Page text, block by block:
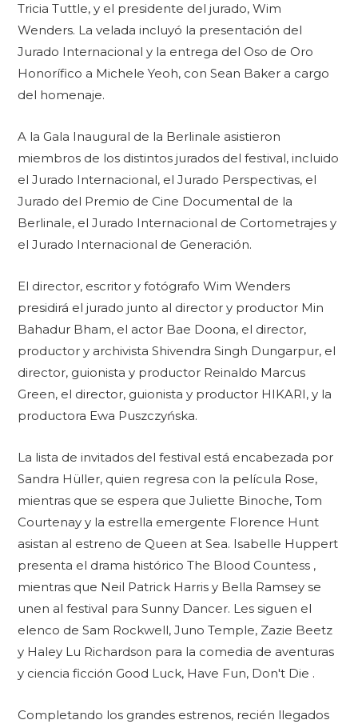
Tricia Tuttle, y el presidente del jurado, Wim
Wenders. La velada incluyó la presentación del
Jurado Internacional y la entrega del Oso de Oro
Honorífico a Michele Yeoh, con Sean Baker a cargo
del homenaje.
A la Gala Inaugural de la Berlinale asistieron
miembros de los distintos jurados del festival, incluido
el Jurado Internacional, el Jurado Perspectivas, el
Jurado del Premio de Cine Documental de la
Berlinale, el Jurado Internacional de Cortometrajes y
el Jurado Internacional de Generación.
El director, escritor y fotógrafo Wim Wenders
presidirá el jurado junto al director y productor Min
Bahadur Bham, el actor Bae Doona, el director,
productor y archivista Shivendra Singh Dungarpur, el
director, guionista y productor Reinaldo Marcus
Green, el director, guionista y productor HIKARI, y la
productora Ewa Puszczyńska.
La lista de invitados del festival está encabezada por
Sandra Hüller, quien regresa con la película Rose,
mientras que se espera que Juliette Binoche, Tom
Courtenay y la estrella emergente Florence Hunt
asistan al estreno de Queen at Sea. Isabelle Huppert
presenta el drama histórico The Blood Countess ,
mientras que Neil Patrick Harris y Bella Ramsey se
unen al festival para Sunny Dancer. Les siguen el
elenco de Sam Rockwell, Juno Temple, Zazie Beetz
y Haley Lu Richardson para la comedia de aventuras
y ciencia ficción Good Luck, Have Fun, Don't Die .
Completando los grandes estrenos, recién llegados